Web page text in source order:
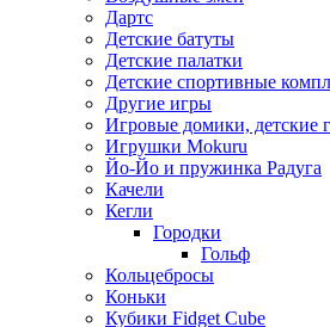
Дартс
Детские батуты
Детские палатки
Детские спортивные
Другие игры
Игровые домики, детские
Игрушки Mokuru
Йо-Йо и пружинка Радуга
Качели
Кегли
Городки
Гольф
Кольцебросы
Коньки
Кубики Fidget Cube